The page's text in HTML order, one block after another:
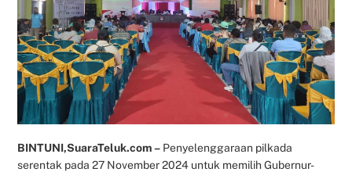
BINTUNI,SuaraTeluk.com – Penyelenggaraan pilkada
serentak pada 27 November 2024 untuk memilih Gubernur-